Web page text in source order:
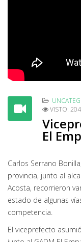
VISTO:
El
Carlos Serrano
provincia, junto al
Acosta, recorrieron
estado de algunas
competencia.
El viceprefecto